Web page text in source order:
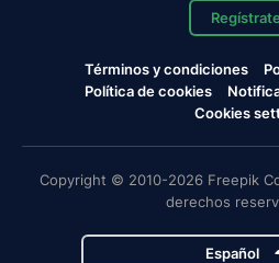
Regístrate
Términos y condiciones
Política de cookies
Cookies
Copyright © 2010-2026 Freepik
derechos
Español